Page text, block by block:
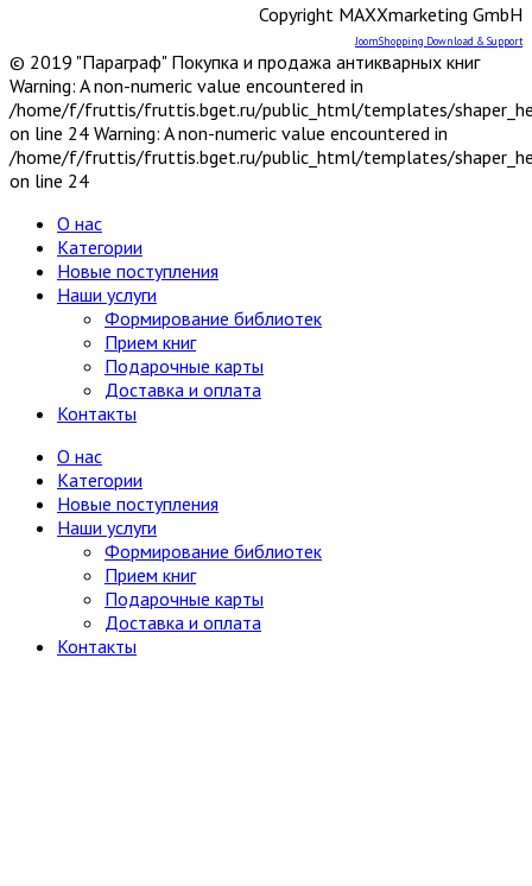
Санкт-Петербург
Урал, Сибирь, Дальний Восток
Центр, Запад, Европейский Север
Юг, Кавказ
Литературоведение
Марксистско-ленинская литература
Математика
Нетрадиционная (народная,
восточная, целители)
Психиатрия, нервные болезни
Хирургия, онкология, травматология,
ортопедия
Науки о Земле (география, геология и др.)
Огород, сад, растения
Отдельные тома многотомных изданий
Открытки
Охота и рыбалка
Педагогика
Copyright MAXXmarketing GmbH
JoomShopping Download & Support
© 2019 "Параграф" Покупка и продажа антикварных книг
Warning: A non-numeric value encountered in
/home/f/fruttis/fruttis.bget.ru/public_html/templates/
on line 24 Warning: A non-numeric value encountered in
/home/f/fruttis/fruttis.bget.ru/public_html/templates/
on line 24
О нас
Категории
Новые поступления
Наши услуги
Формирование библиотек
Прием книг
Подарочные карты
Доставка и оплата
Контакты
О нас
Категории
Новые поступления
Наши услуги
Формирование библиотек
Прием книг
Подарочные карты
Доставка и оплата
Контакты